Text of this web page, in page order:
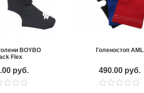
BOYBO
Flex
руб.
Голеностоп AML
490.00 руб.